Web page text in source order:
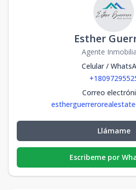
Esther
Agente
Celular /
Correo
Llámame
Escribeme por